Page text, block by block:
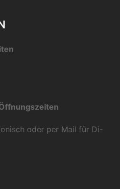
oder per Mail für Di-